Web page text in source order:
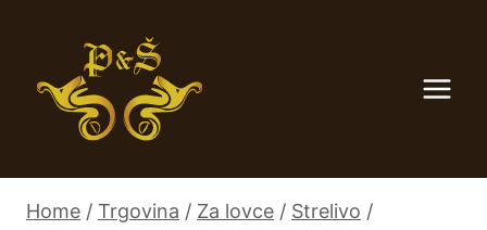
Home / Trgovina / Za lovce / Strelivo /